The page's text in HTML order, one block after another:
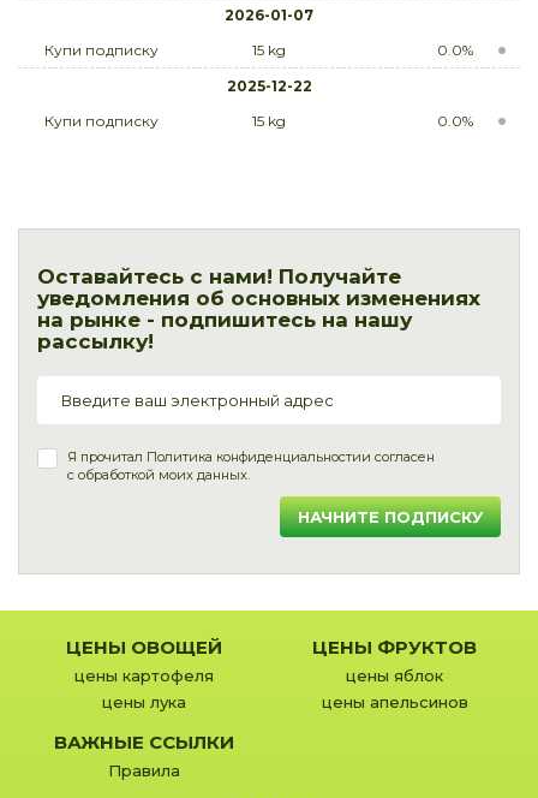
2026-01-07
Купи подписку
15 kg
0.0%
2025-12-22
Купи подписку
15 kg 0.0%
Оставайтесь с нами! Получайте
уведомления об основных изменениях
на рынке - подпишитесь на нашу
рассылку!
Я прочитал Политика конфиденциальностии согласен
с обработкой моих данных.
НАЧНИТЕ ПОДПИСКУ
ЦЕНЫ ОВОЩЕЙ
цены картофеля
цены лука
ЦЕНЫ ФРУКТОВ
цены яблок
цены апельсинов
ВАЖНЫЕ ССЫЛКИ
Правила